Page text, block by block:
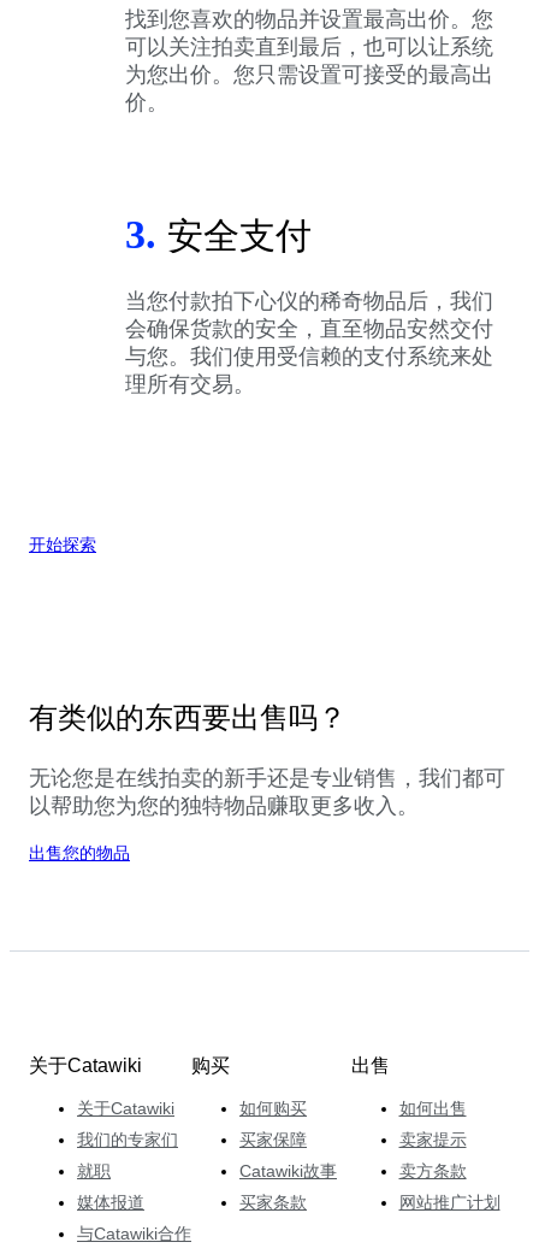
找到您喜欢的物品并设置最高出价。您
可以关注拍卖直到最后，也可以让系统
为您出价。您只需设置可接受的最高出
价。
3. 安全支付
当您付款拍下心仪的稀奇物品后，我们
会确保货款的安全，直至物品安然交付
与您。我们使用受信赖的支付系统来处
理所有交易。
开始探索
有类似的东西要出售吗？
无论您是在线拍卖的新手还是专业销售，我们都可
以帮助您为您的独特物品赚取更多收入。
出售您的物品
关于Catawiki
关于Catawiki
我们的专家们
就职
媒体报道
与Catawiki合作
购买
如何购买
买家保障
Catawiki故事
买家条款
出售
如何出售
卖家提示
卖方条款
网站推广计划